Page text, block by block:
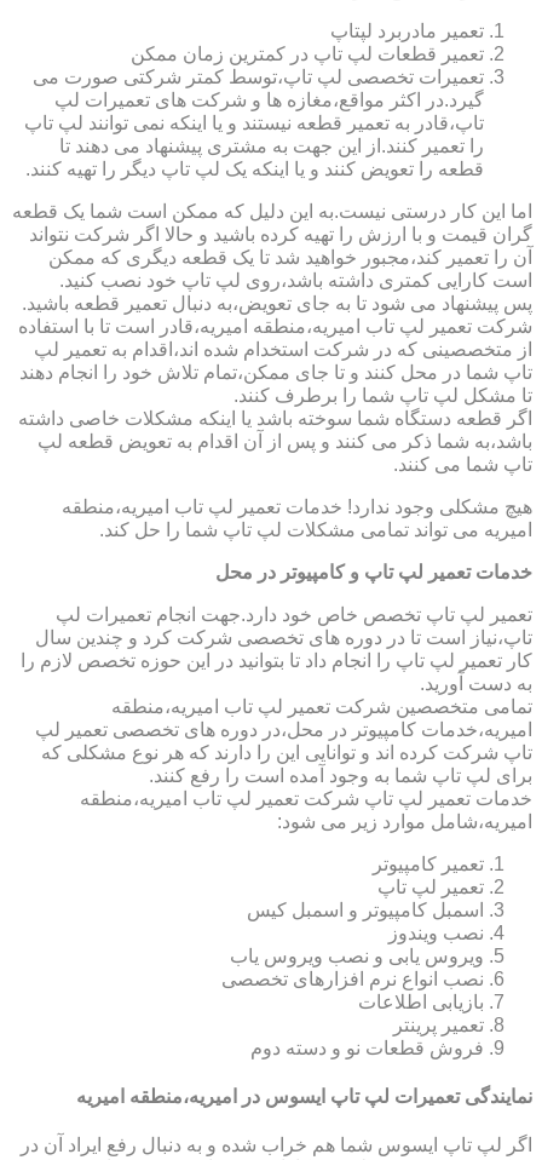
تعمیر مادربرد لپتاپ
تعمیر قطعات لپ تاپ در کمترین زمان ممکن
تعمیرات تخصصی لپ تاپ،توسط کمتر شرکتی صورت می
گیرد.در اکثر مواقع،مغازه ها و شرکت های تعمیرات لپ
تاپ،قادر به تعمیر قطعه نیستند و یا اینکه نمی توانند لپ تاپ
را تعمیر کنند.از این جهت به مشتری پیشنهاد می دهند تا
قطعه را تعویض کنند و یا اینکه یک لپ تاپ دیگر را تهیه کنند.
اما این کار درستی نیست.به این دلیل که ممکن است شما یک قطعه
گران قیمت و با ارزش را تهیه کرده باشید و حالا اگر شرکت نتواند
آن را تعمیر کند،مجبور خواهید شد تا یک قطعه دیگری که ممکن
است کارایی کمتری داشته باشد،روی لپ تاپ خود نصب کنید.
پس پیشنهاد می شود تا به جای تعویض،به دنبال تعمیر قطعه باشید.
شرکت تعمیر لپ تاب امیریه،منطقه امیریه،قادر است تا با استفاده
از متخصصینی که در شرکت استخدام شده اند،اقدام به تعمیر لپ
تاپ شما در محل کنند و تا جای ممکن،تمام تلاش خود را انجام دهند
تا مشکل لپ تاپ شما را برطرف کنند.
اگر قطعه دستگاه شما سوخته باشد یا اینکه مشکلات خاصی داشته
باشد،به شما ذکر می کنند و پس از آن اقدام به تعویض قطعه لپ
تاپ شما می کنند.
هیچ مشکلی وجود ندارد! خدمات تعمیر لپ تاب امیریه،منطقه
امیریه می تواند تمامی مشکلات لپ تاپ شما را حل کند.
خدمات تعمیر لپ تاپ و کامپیوتر در محل
تعمیر لپ تاپ تخصص خاص خود دارد.جهت انجام تعمیرات لپ
تاپ،نیاز است تا در دوره های تخصصی شرکت کرد و چندین سال
کار تعمیر لپ تاپ را انجام داد تا بتوانید در این حوزه تخصص لازم را
به دست آورید.
تمامی متخصصین شرکت تعمیر لپ تاب امیریه،منطقه
امیریه،خدمات کامپیوتر در محل،در دوره های تخصصی تعمیر لپ
تاپ شرکت کرده اند و توانایی این را دارند که هر نوع مشکلی که
برای لپ تاپ شما به وجود آمده است را رفع کنند.
خدمات تعمیر لپ تاپ شرکت تعمیر لپ تاب امیریه،منطقه
امیریه،شامل موارد زیر می شود:
تعمیر کامپیوتر
تعمیر لپ تاپ
اسمبل کامپیوتر و اسمبل کیس
نصب ویندوز
ویروس یابی و نصب ویروس یاب
نصب انواع نرم افزارهای تخصصی
بازیابی اطلاعات
تعمیر پرینتر
فروش قطعات نو و دسته دوم
نمایندگی تعمیرات لپ تاپ ایسوس در امیریه،منطقه امیریه
اگر لپ تاپ ایسوس شما هم خراب شده و به دنبال رفع ایراد آن در